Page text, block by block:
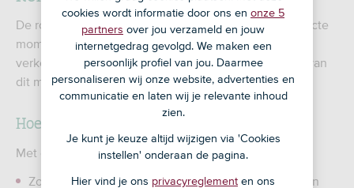
De rommelmarkt in de buurt en Koningsdag zijn perfecte
momenten om oud speelgoed en andere dingen te
verkopen. Als je dit samen met je kind doet, maak je van
dit moment iets leerzaams.
Hoe pak je het aan?
Met deze tips wordt het vast en zeker een succes:
Zoek samen uit wat weg kan - al zullen de meningen
cookies wordt informatie door ons en onze 5
partners over jou verzameld en jouw
internetgedrag gevolgd. We maken een
persoonlijk profiel van jou. Daarmee
personaliseren wij onze website, advertenties en
communicatie en laten wij je relevante inhoud
zien.
Je kunt je keuze altijd wijzigen via 'Cookies
instellen' onderaan de pagina.
Hier vind je ons privacyreglement en ons